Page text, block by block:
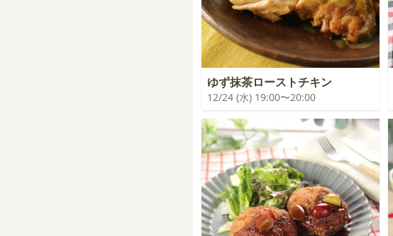
ゆず抹茶ローストチキン
12/24 (水) 19:00〜20:00